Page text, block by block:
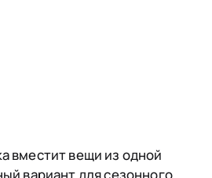
вместит вещи из одной